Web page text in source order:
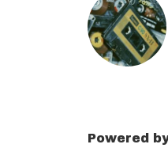
Powered